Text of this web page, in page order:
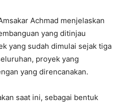
Achmad menjelaskan
yang ditinjau
yang sudah dimulai sejak tiga
proyek yang
yang direncanakan.
saat ini, sebagai bentuk